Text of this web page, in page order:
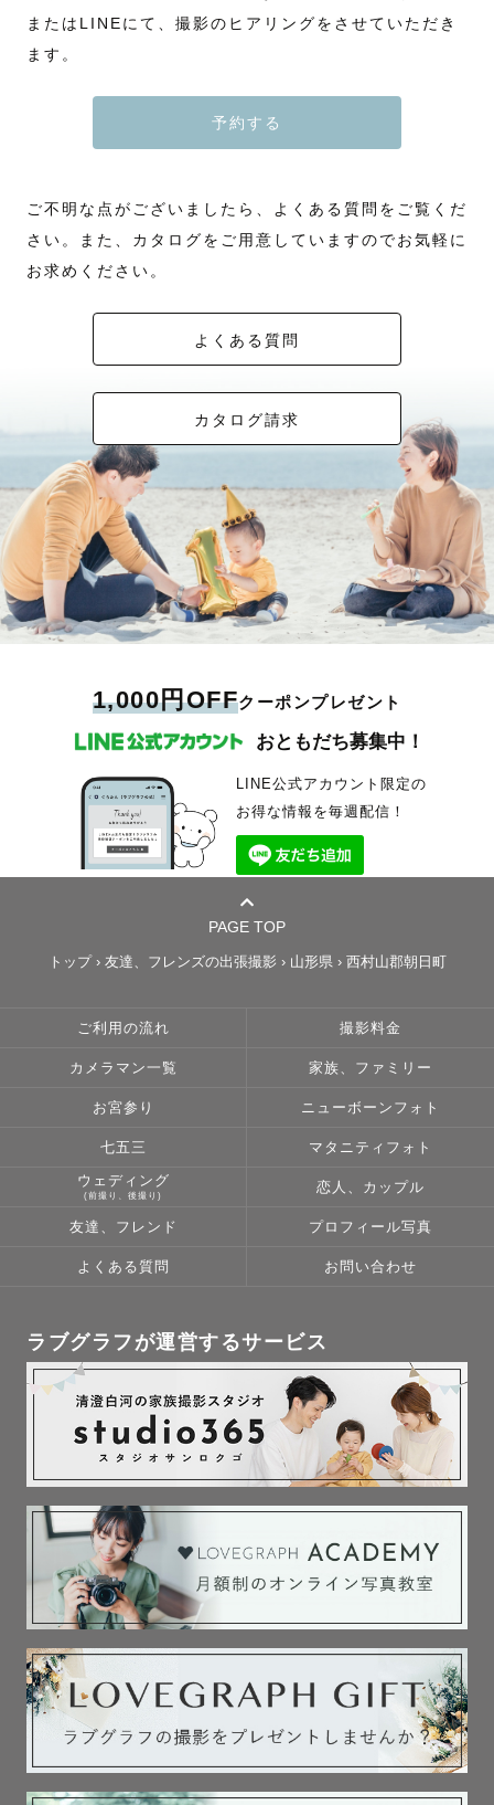
またはLINEにて、撮影のヒアリングをさせていただき
ます。
予約する
ご不明な点がございましたら、よくある質問をご覧くだ
さい。また、カタログをご用意していますのでお気軽に
お求めください。
よくある質問
カタログ請求
1,000円OFFクーポンプレゼント
おともだち募集中！
LINE公式アカウント限定の
お得な情報を毎週配信！
PAGE TOP
トップ› 友達、フレンズの出張撮影 › 山形県› 西村山郡朝日町
ご利用の流れ 撮影料金
カメラマン一覧 家族、ファミリー
お宮参り ニューボーンフォト
七五三 マタニティフォト
ウェディング
(前撮り、後撮り)
恋人、カップル
友達、フレンド プロフィール写真
よくある質問 お問い合わせ
ラブグラフが運営するサービス